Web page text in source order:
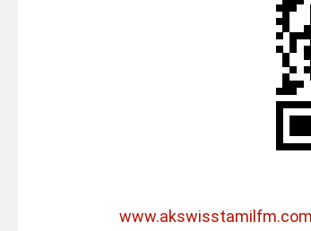
www.akswisstamilfm.com